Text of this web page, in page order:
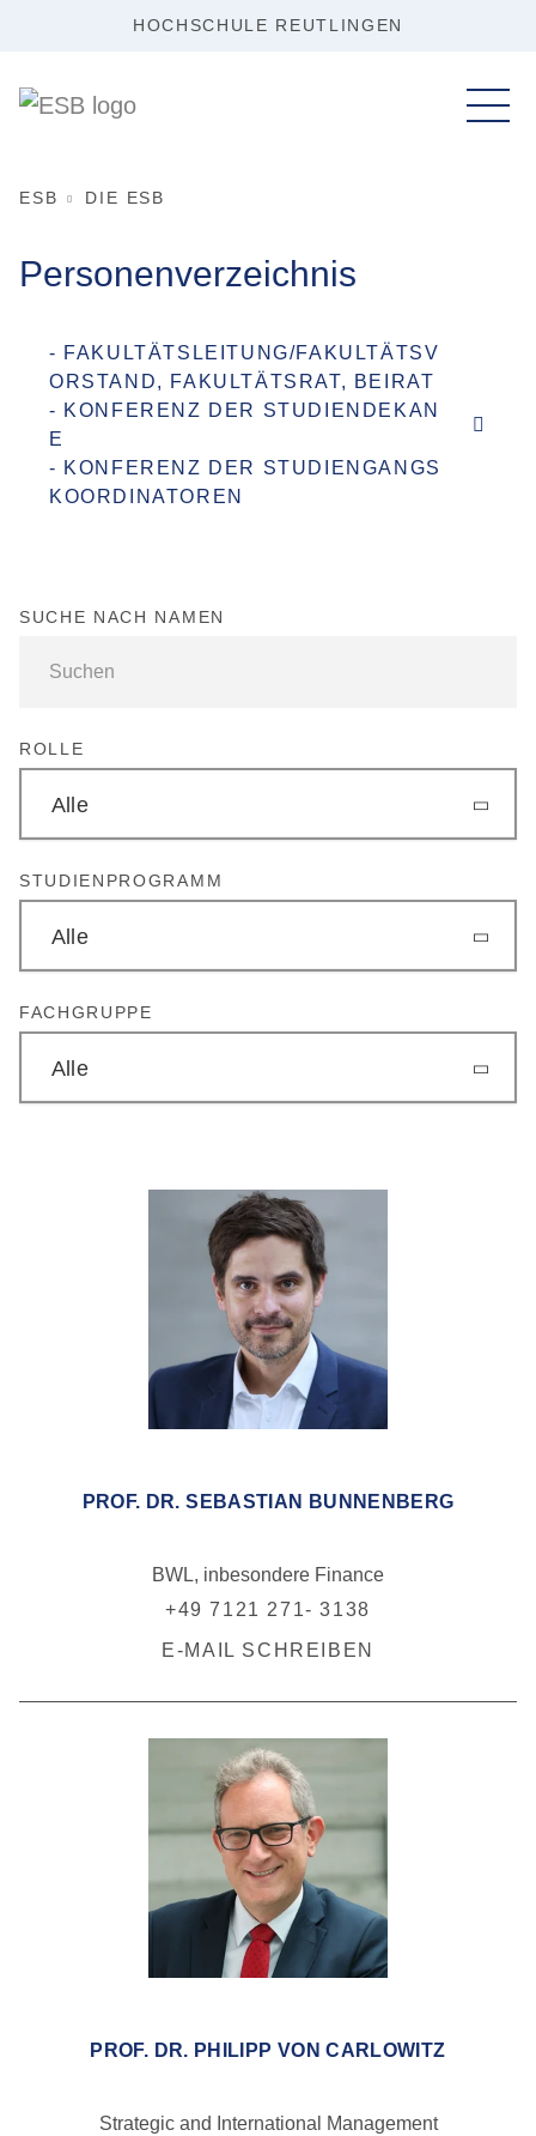
HOCHSCHULE REUTLINGEN
ESB DIE ESB
Personenverzeichnis
- FAKULTÄTSLEITUNG/FAKULTÄTSV
ORSTAND, FAKULTÄTSRAT, BEIRAT
- KONFERENZ DER STUDIENDEKAN
E
- KONFERENZ DER STUDIENGANGS
KOORDINATOREN
SUCHE NACH NAMEN
ROLLE
Alle
STUDIENPROGRAMM
Alle
FACHGRUPPE
Alle
PROF. DR. SEBASTIAN BUNNENBERG
BWL, inbesondere Finance
+49 7121 271- 3138
E-MAIL SCHREIBEN
PROF. DR. PHILIPP VON CARLOWITZ
Strategic and International Management